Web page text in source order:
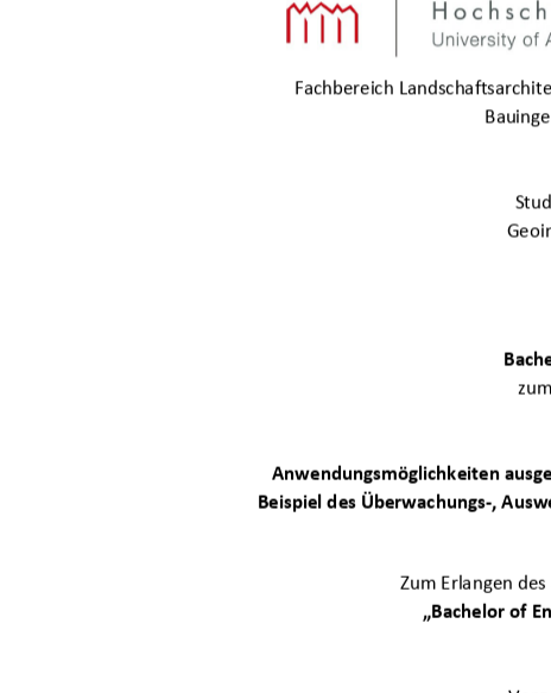
Fachbereich
Anwendungsmöglichkeiten
Beispiel des Überwachungs-,
Zum Erlangen
„Bachelor of